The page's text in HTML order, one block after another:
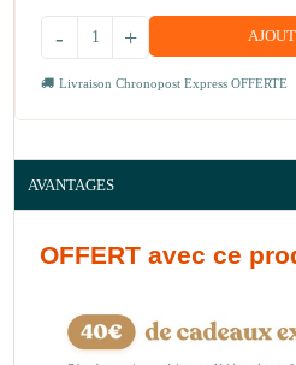
+
-
Livraison Chronopost Express OFFERTE
AVANTAGES
OFFERT avec ce